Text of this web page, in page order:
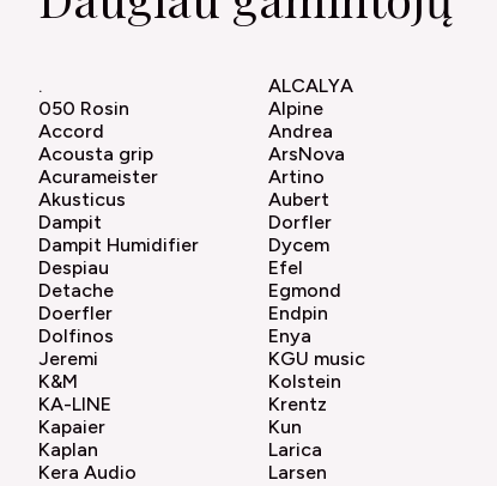
.
050 Rosin
Accord
Acousta grip
Acurameister
Akusticus
ALCALYA
Alpine
Andrea
ArsNova
Artino
Aubert
Dampit
Dampit Humidifier
Despiau
Detache
Doerfler
Dolfinos
Dorfler
Dycem
Efel
Egmond
Endpin
Enya
Jeremi
K&M
KA-LINE
Kapaier
Kaplan
Kera Audio
KGU music
Kolstein
Krentz
Kun
Larica
Larsen